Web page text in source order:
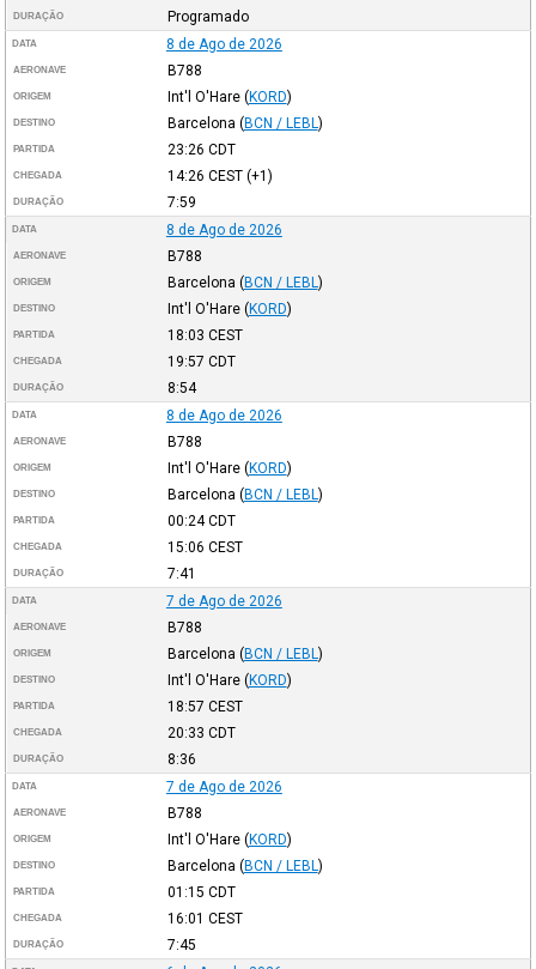
DURAÇÃO Programado
DATA 8 de Ago de 2026
AERONAVE B788
ORIGEM Int'l O'Hare (KORD)
DESTINO Barcelona (BCN / LEBL )
PARTIDA 23:26 CDT
CHEGADA 14:26 CEST(+1)
DURAÇÃO 7:59
DATA 8 de Ago de 2026
AERONAVE B788
ORIGEM Barcelona (BCN / LEBL )
DESTINO Int'l O'Hare (KORD)
PARTIDA 18:03 CEST
CHEGADA 19:57 CDT
DURAÇÃO 8:54
DATA 8 de Ago de 2026
AERONAVE B788
ORIGEM Int'l O'Hare (KORD)
DESTINO Barcelona (BCN / LEBL )
PARTIDA 00:24CDT
CHEGADA 15:06 CEST
DURAÇÃO 7:41
DATA 7 de Ago de 2026
AERONAVE B788
ORIGEM Barcelona (BCN / LEBL )
DESTINO Int'l O'Hare (KORD)
PARTIDA 18:57 CEST
CHEGADA 20:33 CDT
DURAÇÃO 8:36
DATA 7 de Ago de 2026
AERONAVE B788
ORIGEM Int'l O'Hare (KORD)
DESTINO Barcelona (BCN / LEBL )
PARTIDA 01:15 CDT
CHEGADA 16:01 CEST
DURAÇÃO 7:45